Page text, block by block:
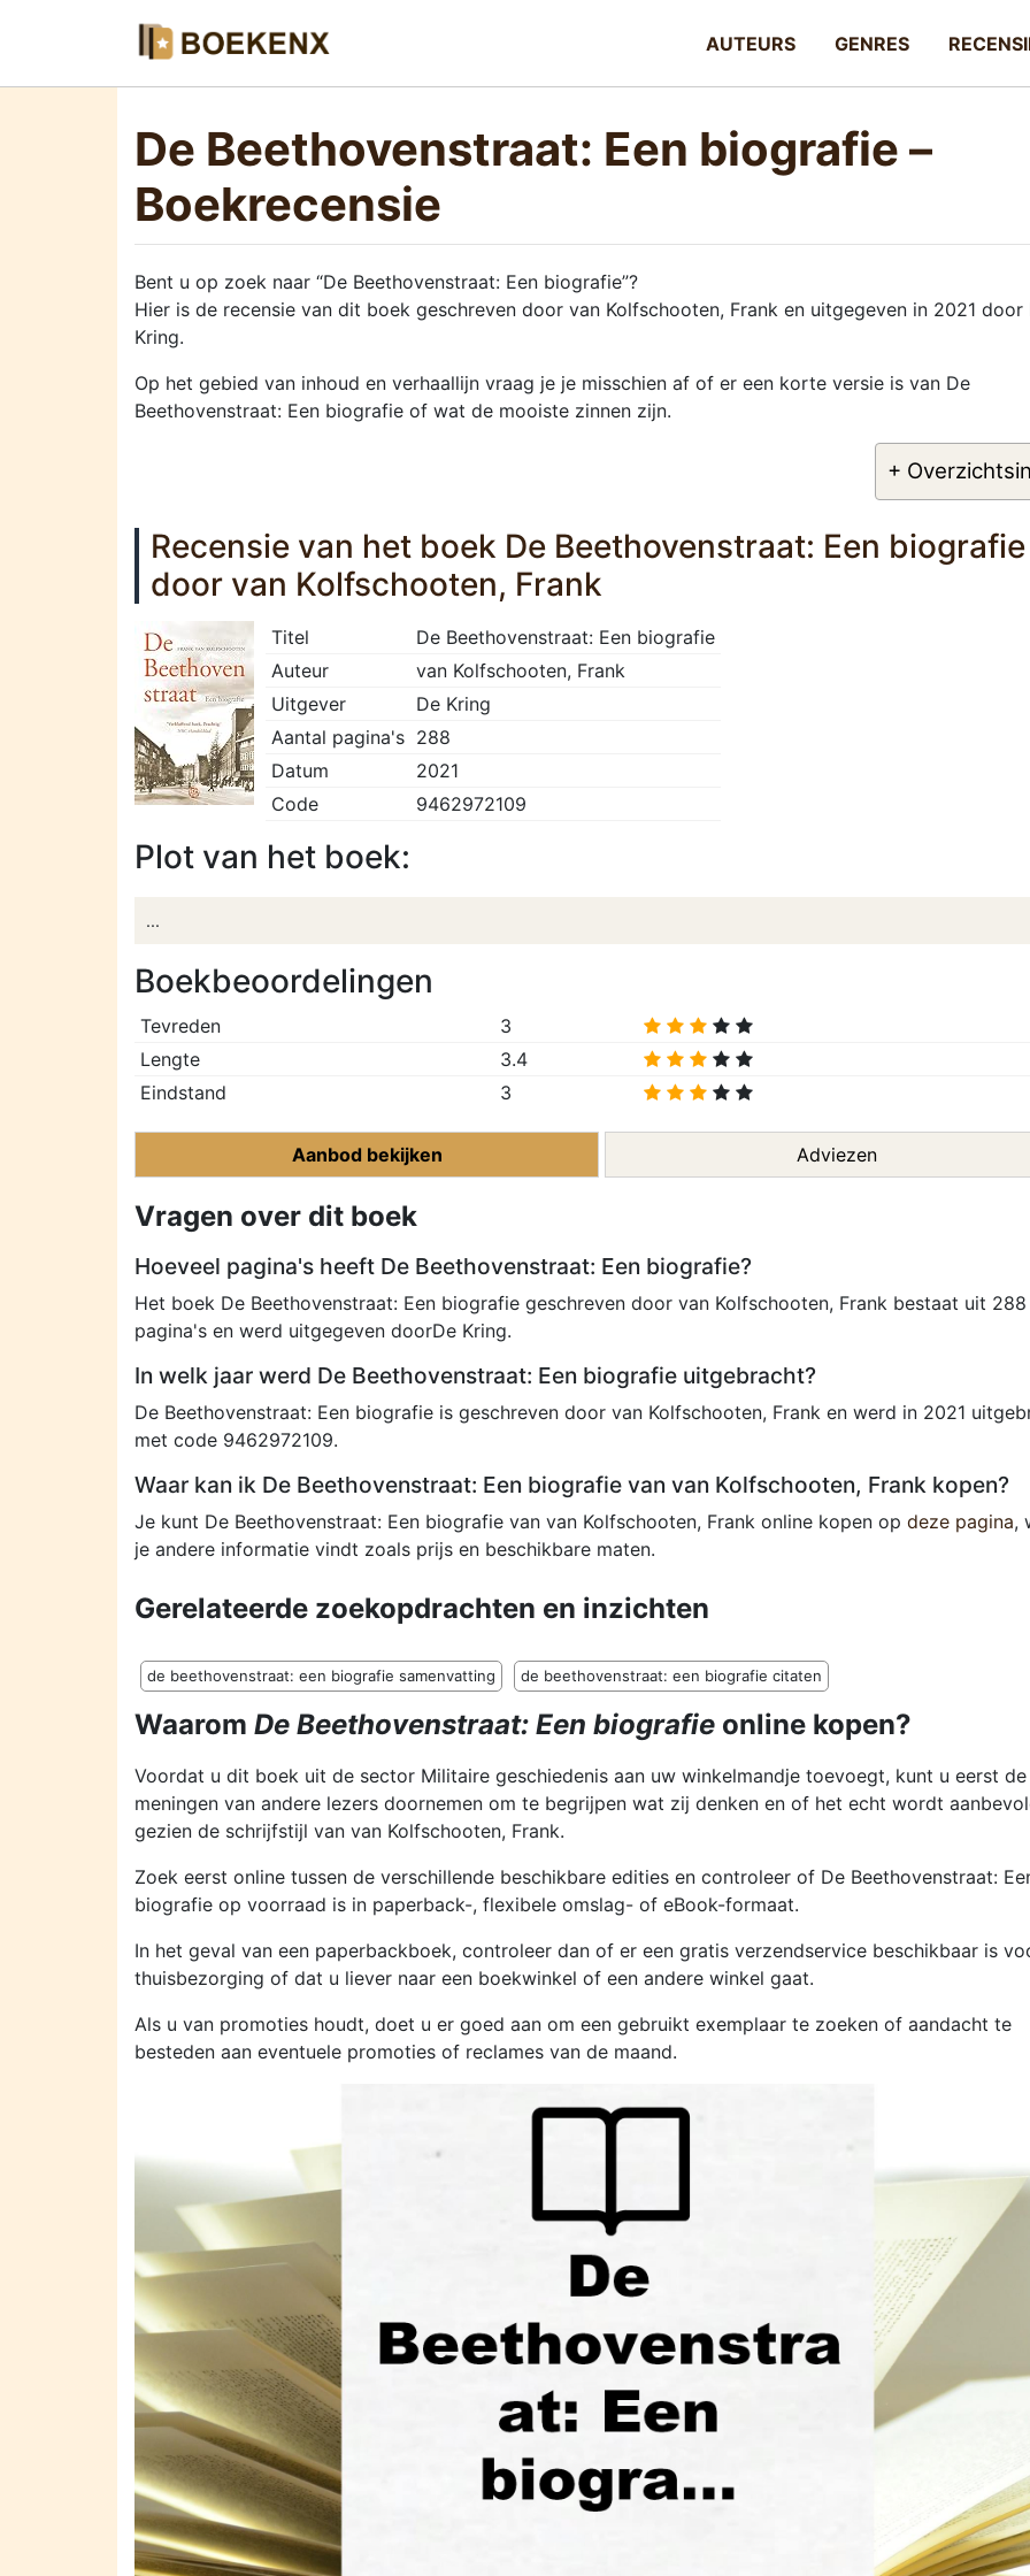
AUTEURS GENRES
De Beethovenstraat: Een biografie –
Boekrecensie
Bent u op zoek naar “De Beethovenstraat: Een biografie”?
Hier is de recensie van dit boek geschreven door van Kolfschooten, Frank en uitgegeven in 2021 door
Kring.
Op het gebied van inhoud en verhaallijn vraag je je misschien af of er een korte versie is van De
Beethovenstraat: Een biografie of wat de mooiste zinnen zijn.
+
Recensie van het boek De Beethovenstraat: Een biografie
door van Kolfschooten, Frank
Titel
De Beethovenstraat: Een biografie
Auteur
van Kolfschooten, Frank
Uitgever
De Kring
Aantal pagina's 288
Datum
2021
Code
9462972109
Plot van het boek:
...
Boekbeoordelingen
Tevreden
3
Lengte
3.4
Eindstand
3
Aanbod bekijken Adviezen
Vragen over dit boek
Hoeveel pagina's heeft De Beethovenstraat: Een biografie?
Het boek De Beethovenstraat: Een biografie geschreven door van Kolfschooten, Frank bestaat uit 288
pagina's en werd uitgegeven doorDe Kring.
In welk jaar werd De Beethovenstraat: Een biografie uitgebracht?
De Beethovenstraat: Een biografie is geschreven door van Kolfschooten, Frank en werd in 2021
met code 9462972109.
Waar kan ik De Beethovenstraat: Een biografie van van Kolfschooten, Frank kopen?
Je kunt De Beethovenstraat: Een biografie van van Kolfschooten, Frank online kopen op deze pagina,
je andere informatie vindt zoals prijs en beschikbare maten.
Gerelateerde zoekopdrachten en inzichten
de beethovenstraat: een biografie samenvatting de beethovenstraat: een biografie citaten
Waarom De Beethovenstraat: Een biografie online kopen?
Voordat u dit boek uit de sector Militaire geschiedenis aan uw winkelmandje toevoegt, kunt u eerst de
meningen van andere lezers doornemen om te begrijpen wat zij denken en of het echt wordt
gezien de schrijfstijl van van Kolfschooten, Frank.
Zoek eerst online tussen de verschillende beschikbare edities en controleer of De Beethovenstraat:
biografie op voorraad is in paperback-, flexibele omslag- of eBook-formaat.
In het geval van een paperbackboek, controleer dan of er een gratis verzendservice beschikbaar is
thuisbezorging of dat u liever naar een boekwinkel of een andere winkel gaat.
Als u van promoties houdt, doet u er goed aan om een gebruikt exemplaar te zoeken of aandacht te
besteden aan eventuele promoties of reclames van de maand.